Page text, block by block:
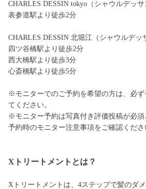
CHARLES DESSIN tokyo（シャウルデッサ
表参道駅より徒歩2分
CHARLES DESSIN 北堀江（シャウルデッ
四ツ谷橋駅より徒歩2分
西大橋駅より徒歩3分
心斎橋駅より徒歩5分
※モニターでのご予約を希望の方は、必ず
てください。
※モニター予約は写真付き評価投稿が必
予約時のモニター注意事項をご確認くださ
Xトリートメントとは？
Xトリートメントは、4ステップで髪のダ